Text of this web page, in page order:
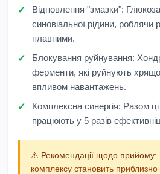
Відновлення "змазки":
синовіальної рідини, роблячи
плавними.
Блокування руйнування:
ферменти, які руйнують
впливом навантажень.
Комплексна синергія: Разом
працюють у 5 разів
⚠️ Рекомендації щодо прийому:
комплексу становить